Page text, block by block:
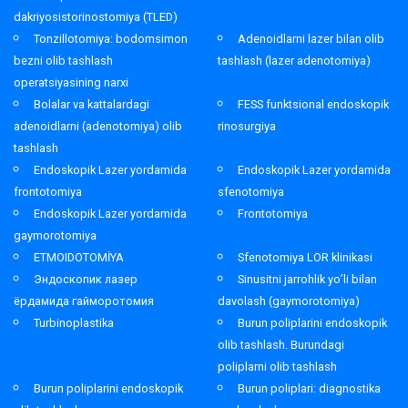
dakriyosistorinostomiya (TLED)
Tonzillotomiya: bodomsimon
bezni olib tashlash
operatsiyasining narxi
Adenoidlarni lazer bilan olib
tashlash (lazer adenotomiya)
Bolalar va kattalardagi
adenoidlarni (adenotomiya) olib
tashlash
FESS funktsional endoskopik
rinosurgiya
Endoskopik Lazer yordamida
frontotomiya
Endoskopik Lazer yordamida
sfenotomiya
Endoskopik Lazer yordamida
gaymorotomiya
Frontotomiya
ETMOIDOTOMİYA
Sfenotomiya LOR klinikasi
Эндоскопик лазер
ёрдамида гайморотомия
Sinusitni jarrohlik yo’li bilan
davolash (gaymorotomiya)
Turbinoplastika
Burun poliplarini endoskopik
olib tashlash. Burundagi
poliplarni olib tashlash
Burun poliplarini endoskopik
Burun poliplari: diagnostika